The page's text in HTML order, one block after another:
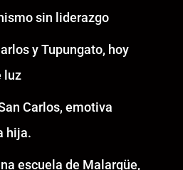
sin liderazgo
y Tupungato, hoy
luz
Carlos, emotiva
hija.
escuela de Malargüe,